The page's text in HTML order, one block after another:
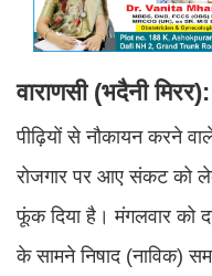
वाराणसी (भदैनी मिरर):
पीढ़ियों से नौकायन करने
रोजगार पर आए संकट को
फूंक दिया है। मंगलवार को
के सामने निषाद (नाविक)